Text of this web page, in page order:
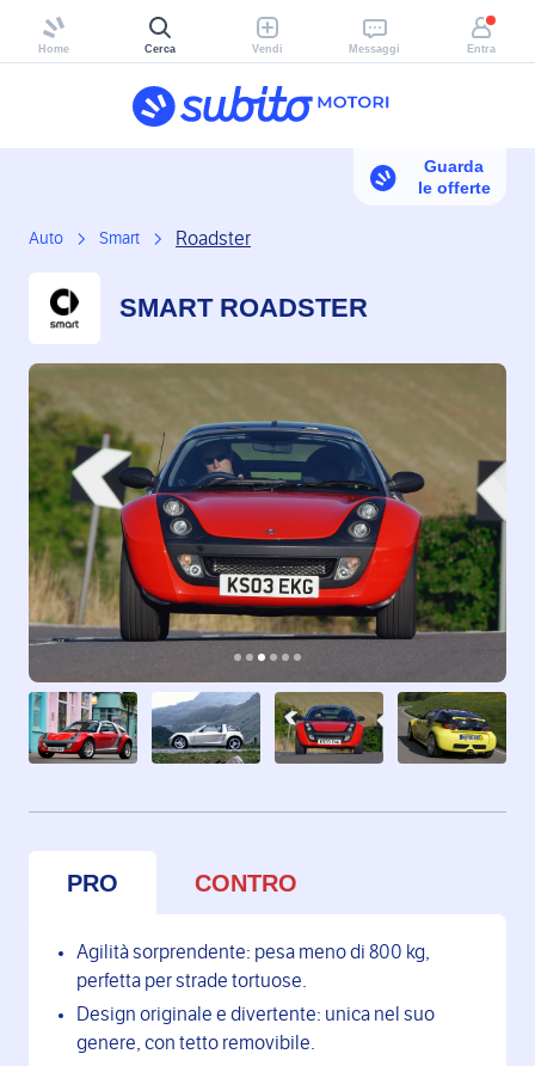
Home Cerca Vendi Messaggi Entra
Auto Smart Roadster
SMART ROADSTER
Guarda
le offerte
PRO CONTRO
Agilità sorprendente: pesa meno di 800 kg,
perfetta per strade tortuose.
Design originale e divertente: unica nel suo
genere, con tetto removibile.